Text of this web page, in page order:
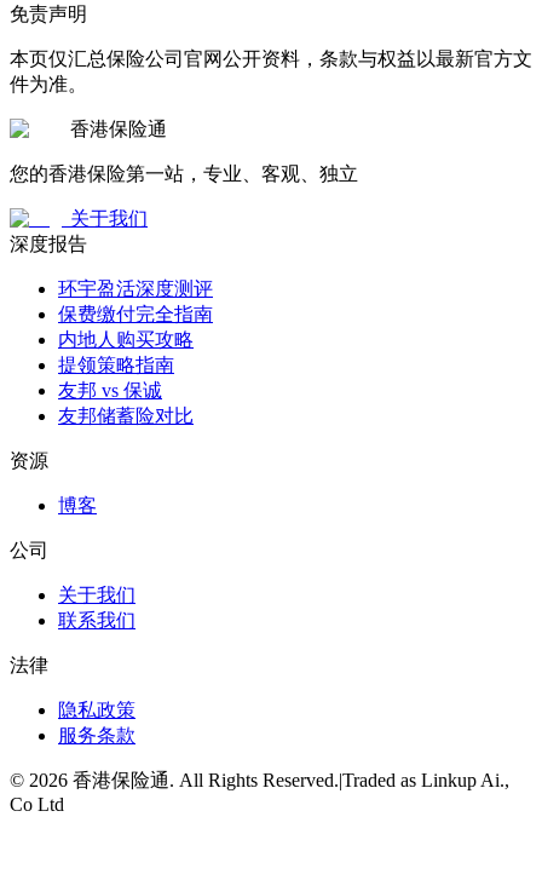
免责声明
本页仅汇总保险公司官网公开资料，条款与权益以最新官方文
件为准。
香港保险通
您的香港保险第一站，专业、客观、独立
关于我们
深度报告
环宇盈活深度测评
保费缴付完全指南
内地人购买攻略
提领策略指南
友邦 vs 保诚
友邦储蓄险对比
资源
博客
公司
关于我们
联系我们
法律
隐私政策
服务条款
© 2026 香港保险通. All Rights Reserved.|Traded as Linkup Ai.,
Co Ltd